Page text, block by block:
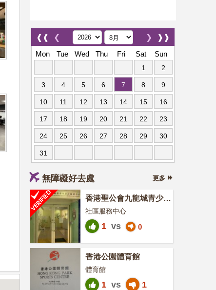
❰❰ ❮ ❱❱
❯
Mon
Tue Wed Thu Fri Sat Sun
1 2
3 4 5 6 7 8 9
10 11 12 13 14 15 16
17 18 19 20 21 22 23
24 25 26 27 28 29 30
31
無障礙好去處 更多
香港聖公會九龍城青少年
綜合服務中心
社區服務中心
1 vs 0
香港公園體育館
體育館
1 vs 1